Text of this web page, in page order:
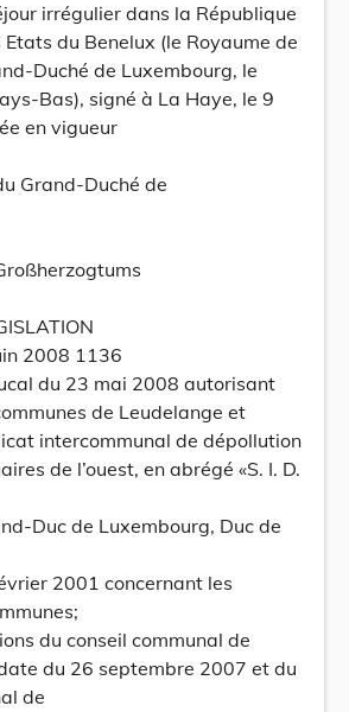
irrégulier dans la République
Etats du Benelux (le Royaume de
Duché de Luxembourg, le
Bas), signé à La Haye, le 9
en vigueur
Grand-Duché de
2008 1136
du 23 mai 2008 autorisant
de Leudelange et
intercommunal de dépollution
de l’ouest, en abrégé «S. I. D.
Duc de Luxembourg, Duc de
2001 concernant les
du conseil communal de
du 26 septembre 2007 et du
de